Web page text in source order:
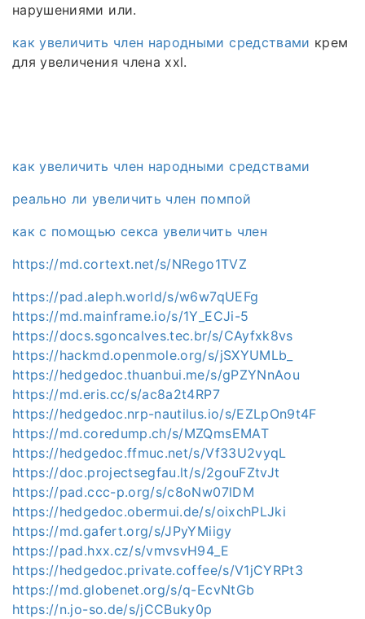
нарушениями или.
как увеличить член народными средствами крем
для увеличения члена xxl.
как увеличить член народными средствами
реально ли увеличить член помпой
как с помощью секса увеличить член
https://md.cortext.net/s/NRego1TVZ
https://pad.aleph.world/s/w6w7qUEFg
https://md.mainframe.io/s/1Y_ECJi-5
https://docs.sgoncalves.tec.br/s/CAyfxk8vs
https://hackmd.openmole.org/s/jSXYUMLb_
https://hedgedoc.thuanbui.me/s/gPZYNnAou
https://md.eris.cc/s/ac8a2t4RP7
https://hedgedoc.nrp-nautilus.io/s/EZLpOn9t4F
https://md.coredump.ch/s/MZQmsEMAT
https://hedgedoc.ffmuc.net/s/Vf33U2vyqL
https://doc.projectsegfau.lt/s/2gouFZtvJt
https://pad.ccc-p.org/s/c8oNw07lDM
https://hedgedoc.obermui.de/s/oixchPLJki
https://md.gafert.org/s/JPyYMiigy
https://pad.hxx.cz/s/vmvsvH94_E
https://hedgedoc.private.coffee/s/V1jCYRPt3
https://md.globenet.org/s/q-EcvNtGb
https://n.jo-so.de/s/jCCBuky0p